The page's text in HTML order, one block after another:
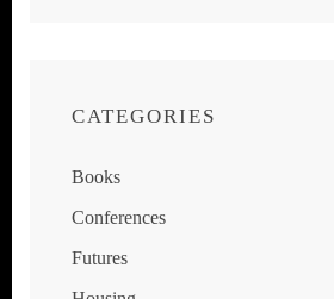
CATEGORIES
Books
Conferences
Futures